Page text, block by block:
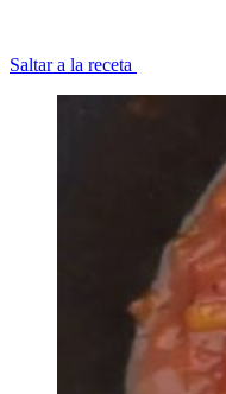
Saltar a la receta